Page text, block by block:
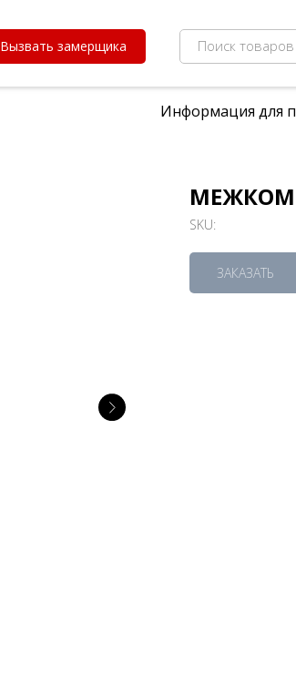
Вызвать замерщика Поиск товаров
Информация для
SKU:
ЗАКАЗАТЬ